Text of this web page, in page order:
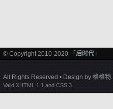
© Copyright 2010-2020 「 后时代 」
All Rights Reserved • Design by 格格物.
Valid XHTML 1.1 and CSS 3.